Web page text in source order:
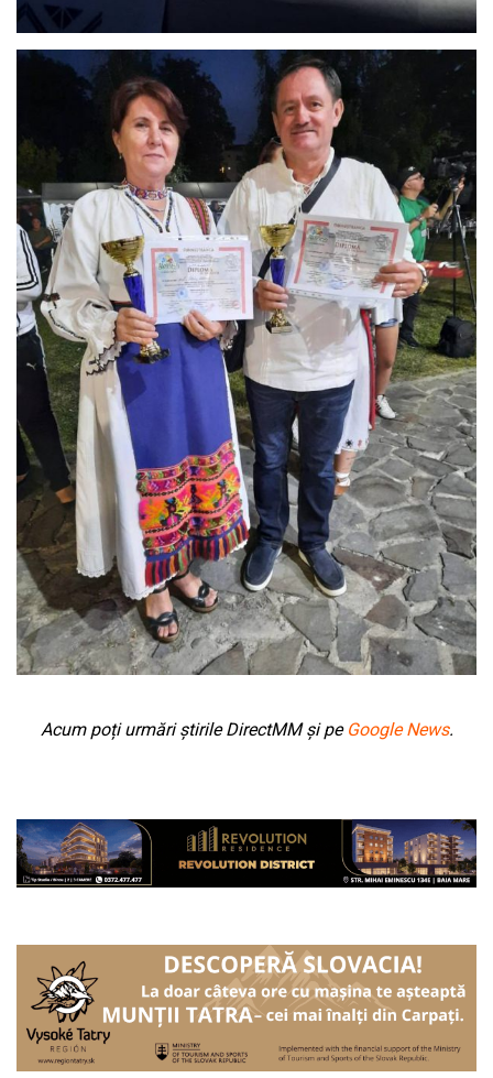
Acum poți urmări știrile DirectMM și pe Google News.